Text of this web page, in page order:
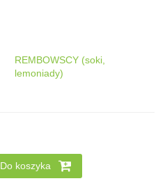
REMBOWSCY (soki,
lemoniady)
Do koszyka